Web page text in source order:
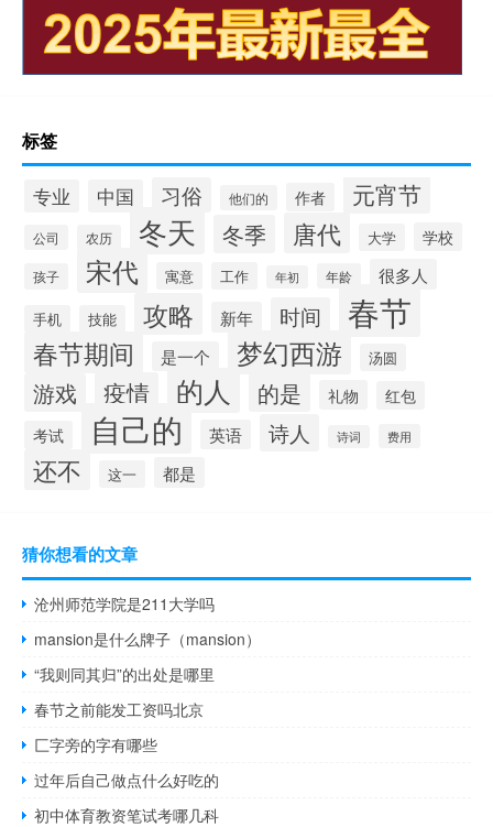
标签
专业 中国 习俗 他们的 作者 元宵节
公司 农历 冬天 冬季 唐代 大学 学校
孩子 宋代 寓意 工作 年初 年龄 很多人
手机 技能 攻略 新年 时间 春节
春节期间 是一个 梦幻西游 汤圆
游戏 疫情 的人 的是 礼物
红包
考试
自己的 英语 诗人 诗词 费用
还不 这一 都是
猜你想看的文章
沧州师范学院是211大学吗
mansion是什么牌子（mansion）
“我则同其归”的出处是哪里
春节之前能发工资吗北京
匚字旁的字有哪些
过年后自己做点什么好吃的
初中体育教资笔试考哪几科